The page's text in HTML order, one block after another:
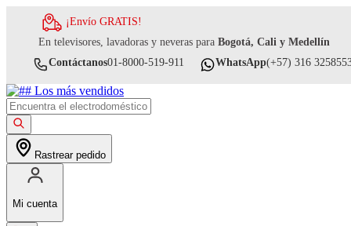
¡Envío GRATIS!
En televisores, lavadoras y neveras para Bogotá, Cali y Medellín
Contáctanos01-8000-519-911 WhatsApp(+57) 316
Rastrear pedido
Mi cuenta